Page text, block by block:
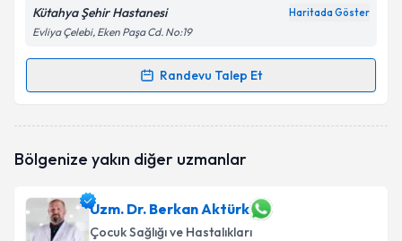
Kütahya Şehir Hastanesi Haritada Göster
Evliya Çelebi, Eken Paşa Cd. No:19
Randevu Talep Et
Randevu Takvimi Talebi
oluşturun. Size bu uzmandan randevu almanız için bir
E-posta Adresiniz
Bölgenize yakın diğer uzmanlar
Uzm. Dr. Berkan Aktürk
Çocuk Sağlığı ve Hastalıkları